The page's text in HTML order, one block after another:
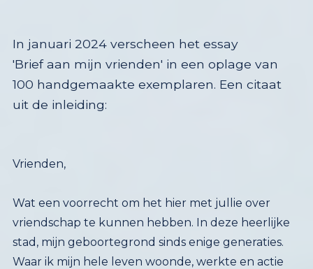
In januari 2024 verscheen het essay
'Brief aan mijn vrienden' in een oplage van
100 handgemaakte exemplaren. Een citaat
uit de inleiding:
Vrienden,
Wat een voorrecht om het hier met jullie over
vriendschap te kunnen hebben. In deze heerlijke
stad, mijn geboortegrond sinds enige generaties.
Waar ik mijn hele leven woonde, werkte en actie